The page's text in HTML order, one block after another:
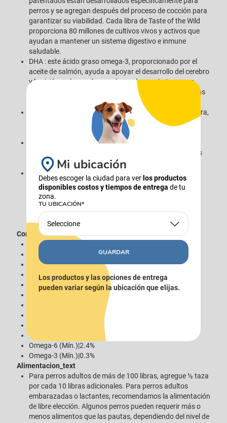
perros y se agregan después del proceso de cocción para
garantizar su viabilidad. Cada libra de Taste of the Wild
proporciona 80 millones de cultivos vivos y activos que
ayudan a mantener un sistema digestivo e inmune
saludable.
DHA : este ácido graso omega-3, proporcionado por el
aceite de salmón, ayuda a apoyar el desarrollo del cerebro
y la visión en los cachorros, lo que lo convierte en una
adición importante a esta fórmula para todas las etapas
Frijoles de garbanzo : ricos en proteínas, minerales y fibra,
los frijoles de garbanzo agregan una gran cantidad de
nutrientes a esta fórmula.
Raíz de achicoria seca : esta fuente de fibra prebiótica
proporciona combustible para las bacterias probióticas
beneficiosas en el sistema digestivo.
Antioxidantes : las legumbres y las frutas, incluidos los
guisantes, tomates, arándanos y frambuesas,
proporcionan nutrientes que ayudan a mantener el
bienestar general de su perro, mientras que los niveles
garantizados de zinc, selenio y vitamina E respaldan el
sistema inmunológico.
Contenido
{Composición|Análisis garantizado}
Proteína Cruda (Mín.)|29.0%
Grasa Cruda (Mín.)|15,0%
Fibra Cruda (Máx.)|5.0%
Humedad (Máx.)|10.0%
Selenium (Mín.)|0.35 mg/kg
Taurine (Mín.)|0.12%
Omega-6 (Mín.)|2.4%
Omega-3 (Mín.)|0.3%
Alimentacion_text
Para perros adultos de más de 100 libras, agregue ½ taza
por cada 10 libras adicionales. Para perros adultos
embarazadas o lactantes, recomendamos la alimentación
de libre elección. Algunos perros pueden requerir más o
menos alimentos que las pautas, dependiendo del nivel de
Mi ubicación
Debes escoger la ciudad para ver los productos
disponibles costos y tiempos de entrega de tu
zona.
TU UBICACIÓN*
Seleccione
GUARDAR
Los productos y las opciones de entrega
pueden variar según la ubicación que elijas.